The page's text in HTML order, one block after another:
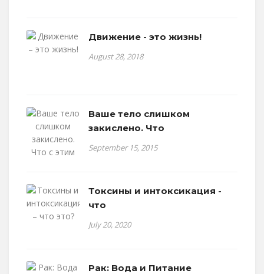
Движение - это жизнь!
August 28, 2018
Ваше тело слишком
закислено. Что
September 15, 2015
Токсины и интоксикация -
что
July 20, 2020
Рак: Вода и Питание